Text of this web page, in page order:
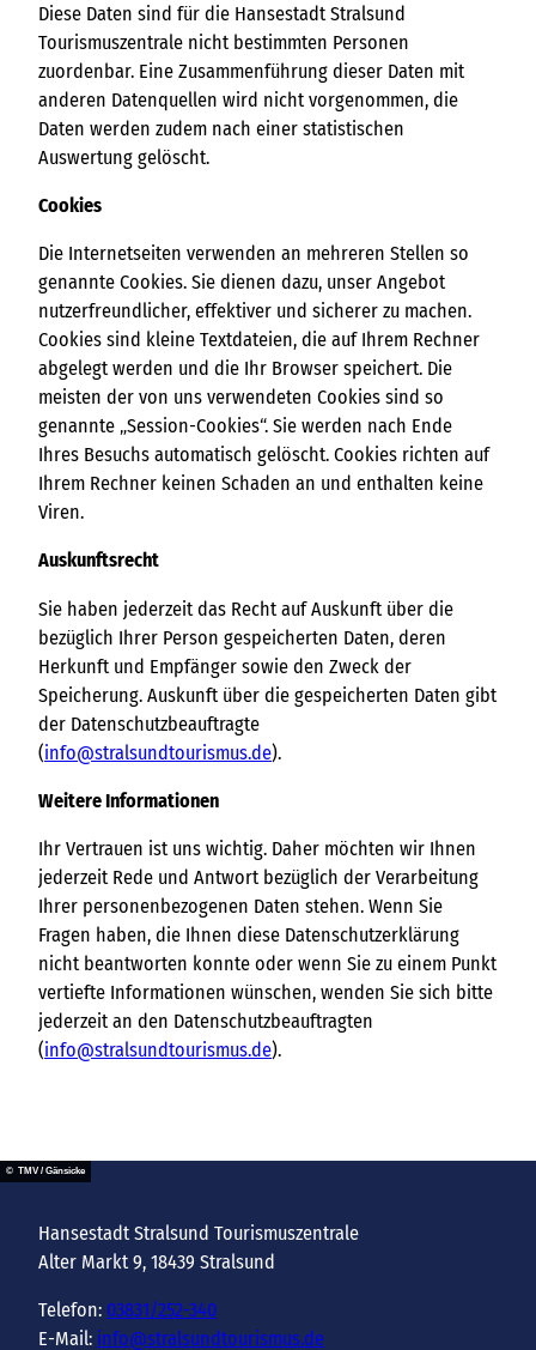
Diese Daten sind für die Hansestadt Stralsund
Tourismuszentrale nicht bestimmten Personen
zuordenbar. Eine Zusammenführung dieser Daten mit
anderen Datenquellen wird nicht vorgenommen, die
Daten werden zudem nach einer statistischen
Auswertung gelöscht.
Cookies
Die Internetseiten verwenden an mehreren Stellen so
genannte Cookies. Sie dienen dazu, unser Angebot
nutzerfreundlicher, effektiver und sicherer zu machen.
Cookies sind kleine Textdateien, die auf Ihrem Rechner
abgelegt werden und die Ihr Browser speichert. Die
meisten der von uns verwendeten Cookies sind so
genannte „Session-Cookies“. Sie werden nach Ende
Ihres Besuchs automatisch gelöscht. Cookies richten auf
Ihrem Rechner keinen Schaden an und enthalten keine
Viren.
Auskunftsrecht
Sie haben jederzeit das Recht auf Auskunft über die
bezüglich Ihrer Person gespeicherten Daten, deren
Herkunft und Empfänger sowie den Zweck der
Speicherung. Auskunft über die gespeicherten Daten gibt
der Datenschutzbeauftragte
(info@stralsundtourismus.de).
Weitere Informationen
Ihr Vertrauen ist uns wichtig. Daher möchten wir Ihnen
jederzeit Rede und Antwort bezüglich der Verarbeitung
Ihrer personenbezogenen Daten stehen. Wenn Sie
Fragen haben, die Ihnen diese Datenschutzerklärung
nicht beantworten konnte oder wenn Sie zu einem Punkt
vertiefte Informationen wünschen, wenden Sie sich bitte
jederzeit an den Datenschutzbeauftragten
(info@stralsundtourismus.de).
© TMV / Gänsicke
Hansestadt Stralsund Tourismuszentrale
Alter Markt 9, 18439 Stralsund
Telefon: 03831/252-340
E-Mail: info@stralsundtourismus.de